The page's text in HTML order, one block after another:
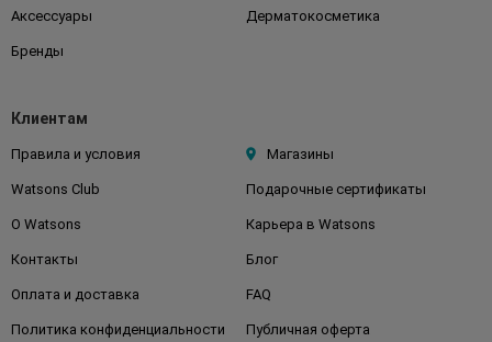
Аксессуары Дерматокосметика
Бренды
Клиентам
Правила и условия Магазины
Watsons Club Подарочные сертификаты
О Watsons Карьера в Watsons
Контакты Блог
Оплата и доставка FAQ
Политика конфиденциальности Публичная оферта